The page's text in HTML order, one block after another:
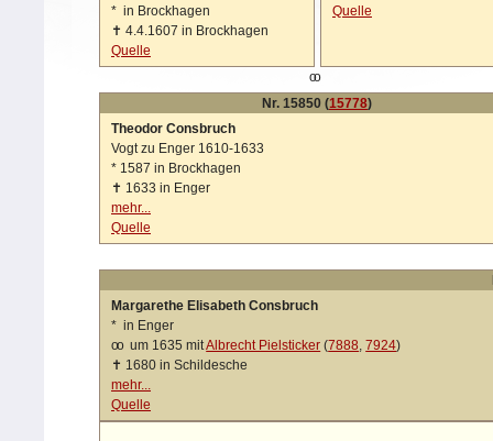
* in Brockhagen
✝ 4.4.1607 in Brockhagen
Quelle
Quelle
oo
Nr. 15850 (15778)
Theodor Consbruch
Vogt zu Enger 1610-1633
* 1587 in Brockhagen
✝ 1633 in Enger
mehr...
Quelle
Margarethe Elisabeth Consbruch
* in Enger
oo um 1635 mitAlbrecht Pielsticker (7888,7924)
✝ 1680 in Schildesche
mehr...
Quelle